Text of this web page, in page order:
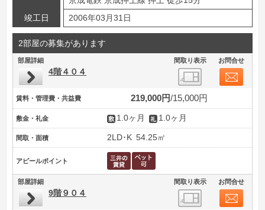
竣工日
2006年03月31日
2部屋の募集があります
部屋詳細 間取り表示 お問合せ
4階４０４
賃料・管理費・共益費 219,000円 15,000円
敷金・礼金 1.0ヶ月 1.0ヶ月
間取・面積 2LD･K 54.25㎡
アピールポイント
部屋詳細 間取り表示 お問合せ
9階９０４